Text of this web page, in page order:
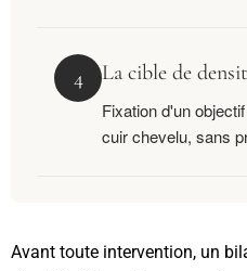
4 La cible de
Fixation d'un
cuir chevelu, sans
Avant toute intervention, un